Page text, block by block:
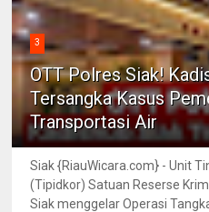
3
OTT Polres Siak!
Tersangka Kasus
Transportasi Air
Siak {RiauWicara.com} - Unit
(Tipidkor) Satuan Reserse
Siak menggelar Operasi